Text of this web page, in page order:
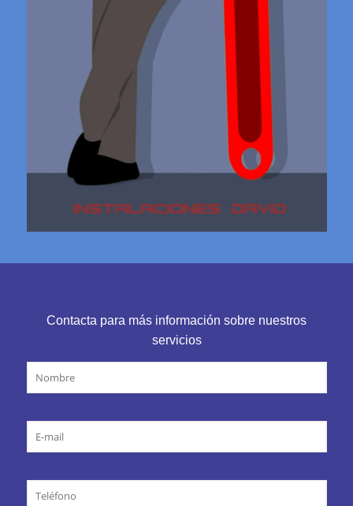
Contacta para más información sobre nuestros
servicios